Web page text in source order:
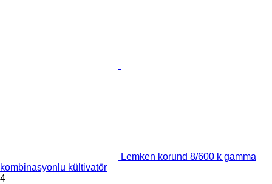
Lemken korund 8/600 k gamma
kombinasyonlu kültivatör
4